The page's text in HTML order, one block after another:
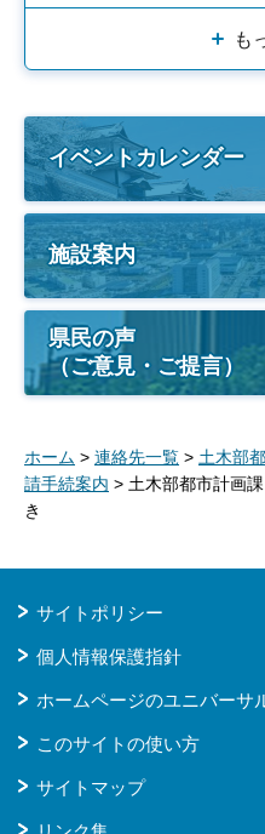
も
イベントカレンダー
施設案内
県民の声
（ご意見・ご提言）
ホーム > 連絡先一覧 > 土木部
請手続案内 > 土木部都市計画
き
サイトポリシー
個人情報保護指針
ホームページのユニバーサ
このサイトの使い方
サイトマップ